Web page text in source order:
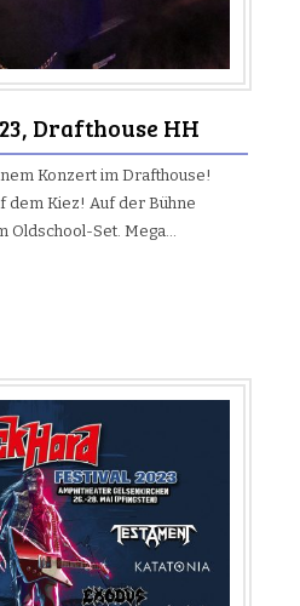
Drafthouse HH
Konzert im Drafthouse!
dem Kiez! Auf der Bühne
Oldschool-Set. Mega…